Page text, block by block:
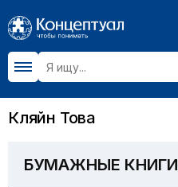
Кляйн Това
БУМАЖНЫЕ КНИГИ